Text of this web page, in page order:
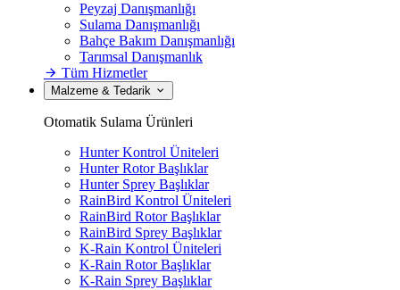
Peyzaj Danışmanlığı
Sulama Danışmanlığı
Bahçe Bakım Danışmanlığı
Tarımsal Danışmanlık
Tüm Hizmetler
Malzeme & Tedarik
Otomatik Sulama Ürünleri
Hunter Kontrol Üniteleri
Hunter Rotor Başlıklar
Hunter Sprey Başlıklar
RainBird Kontrol Üniteleri
RainBird Rotor Başlıklar
RainBird Sprey Başlıklar
K-Rain Kontrol Üniteleri
K-Rain Rotor Başlıklar
K-Rain Sprey Başlıklar